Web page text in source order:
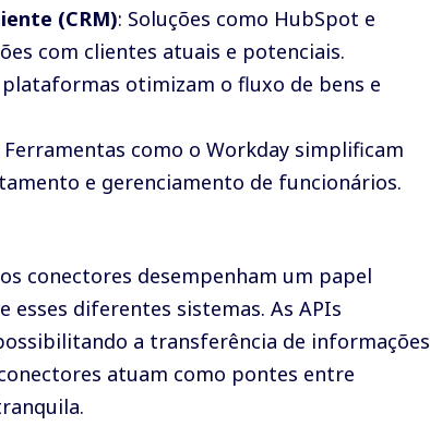
(CRM): Soluções como HubSpot e
com clientes atuais e potenciais.
plataformas otimizam o fluxo de bens e
Ferramentas como o Workday simplificam
e gerenciamento de funcionários.
conectores desempenham um papel
diferentes sistemas. As APIs
a transferência de informações
atuam como pontes entre